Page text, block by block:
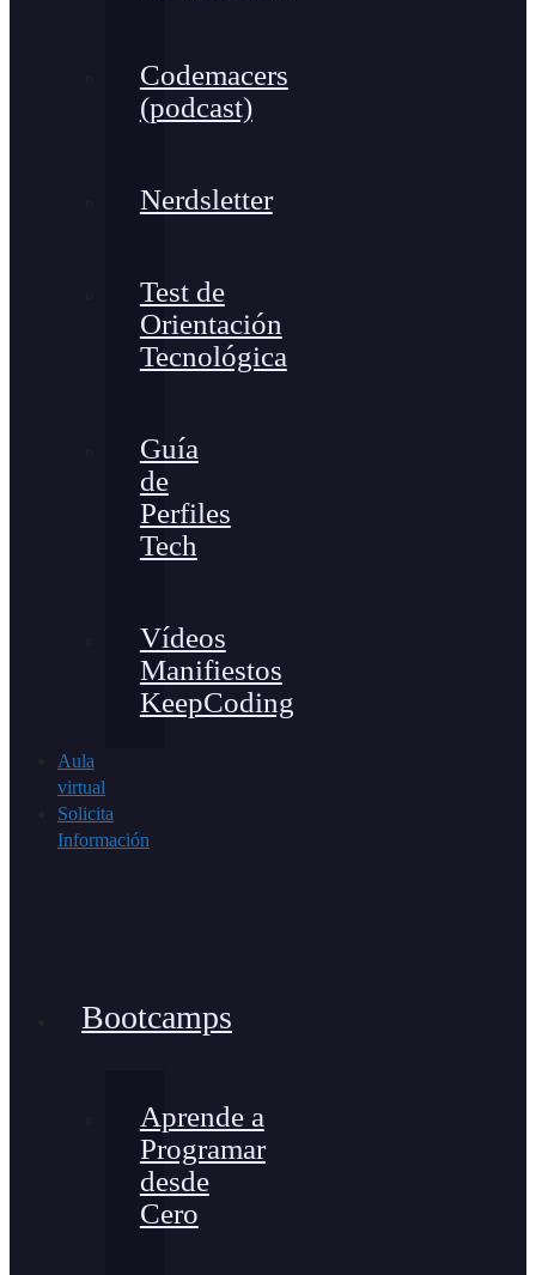
Codemacers
(podcast)
Nerdsletter
Test de
Orientación
Tecnológica
Guía
de
Perfiles
Tech
Vídeos
Manifiestos
KeepCoding
Aula
virtual
Solicita
Información
Bootcamps
Aprende a
Programar
desde
Cero